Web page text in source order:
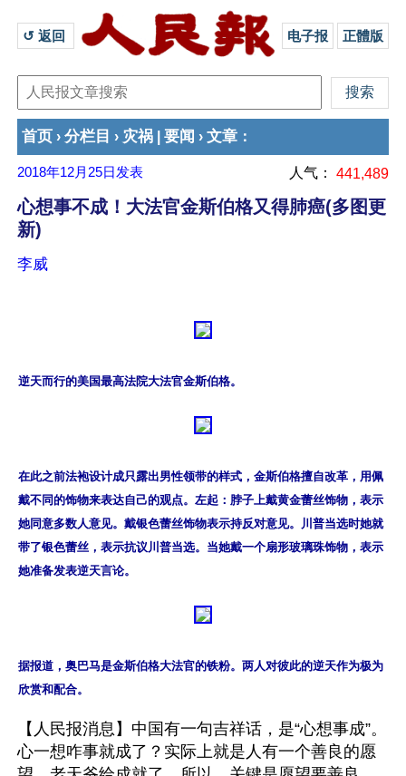
↺ 返回 电子报 正體版
首页 › 分栏目 › 灾祸 要闻 › 文章 ：
2018年12月25日 发表 人气： 441,489
心想事不成！大法官金斯伯格又得肺癌(多图更
新)
李威
逆天而行的美国最高法院大法官金斯伯格。
在此之前法袍设计成只露出男性领带的样式，金斯伯格擅自改革，用佩
戴不同的饰物来表达自己的观点。左起：脖子上戴黄金蕾丝饰物，表示
她同意多数人意见。戴银色蕾丝饰物表示持反对意见。川普当选时她就
带了银色蕾丝，表示抗议川普当选。当她戴一个扇形玻璃珠饰物，表示
她准备发表逆天言论。
据报道，奥巴马是金斯伯格大法官的铁粉。两人对彼此的逆天作为极为
欣赏和配合。
【人民报消息】中国有一句吉祥话，是“心想事成”。
心一想咋事就成了？实际上就是人有一个善良的愿